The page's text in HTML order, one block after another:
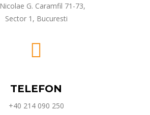
G. Caramfil 71-73,
Sector 1, Bucuresti
TELEFON
+40 214 090 250